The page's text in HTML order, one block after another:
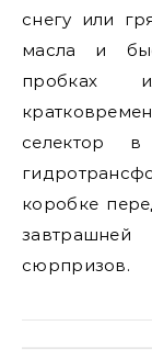
снегу или
масла и
пробках
селектор
коробке
сюрпризов.